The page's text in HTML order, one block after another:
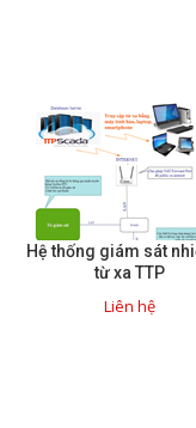
Hệ thống giám sát
từ xa TTP
Liên hệ